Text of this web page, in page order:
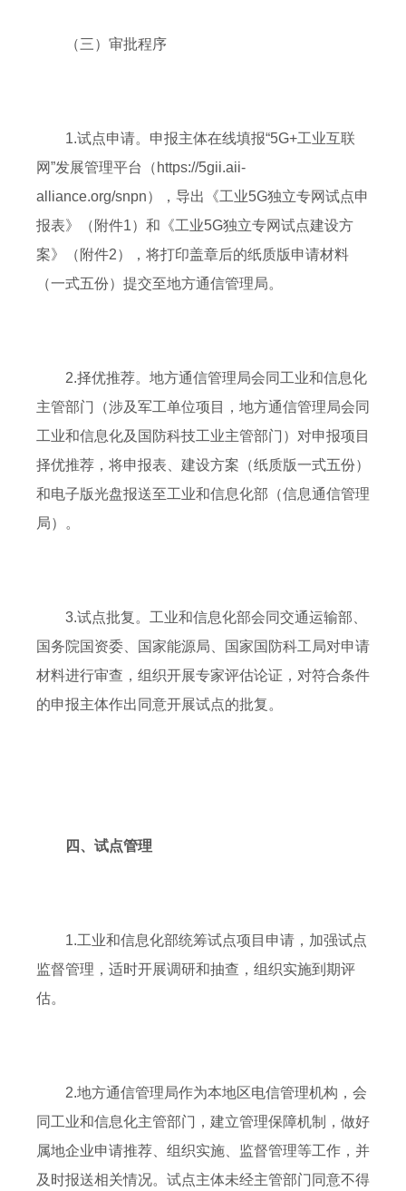
（三）审批程序
1.试点申请。申报主体在线填报“5G+工业互联
网”发展管理平台（https://5gii.aii-
alliance.org/snpn），导出《工业5G独立专网试点申
报表》（附件1）和《工业5G独立专网试点建设方
案》（附件2），将打印盖章后的纸质版申请材料
（一式五份）提交至地方通信管理局。
2.择优推荐。地方通信管理局会同工业和信息化
主管部门（涉及军工单位项目，地方通信管理局会同
工业和信息化及国防科技工业主管部门）对申报项目
择优推荐，将申报表、建设方案（纸质版一式五份）
和电子版光盘报送至工业和信息化部（信息通信管理
局）。
3.试点批复。工业和信息化部会同交通运输部、
国务院国资委、国家能源局、国家国防科工局对申请
材料进行审查，组织开展专家评估论证，对符合条件
的申报主体作出同意开展试点的批复。
四、试点管理
1.工业和信息化部统筹试点项目申请，加强试点
监督管理，适时开展调研和抽查，组织实施到期评
估。
2.地方通信管理局作为本地区电信管理机构，会
同工业和信息化主管部门，建立管理保障机制，做好
属地企业申请推荐、组织实施、监督管理等工作，并
及时报送相关情况。试点主体未经主管部门同意不得